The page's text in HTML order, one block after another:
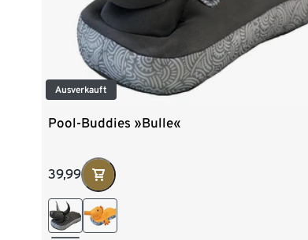
Ausverkauft
Pool-Buddies »Bulle«
39,99